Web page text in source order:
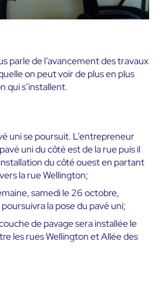
parle de l’avancement des travaux
on peut voir de plus en plus
qui s’installent.
uni se poursuit. L’entrepreneur
uni du côté est de la rue puis il
du côté ouest en partant
la rue Wellington;
samedi le 26 octobre,
la pose du pavé uni;
de pavage sera installée le
les rues Wellington et Allée des